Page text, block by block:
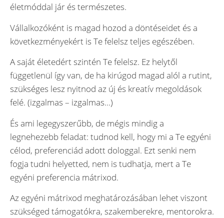
életmóddal jár és természetes.
Vállalkozóként is magad hozod a döntéseidet és a
következményekért is Te felelsz teljes egészében.
A saját életedért szintén Te felelsz. Ez helytől
függetlenül így van, de ha kirúgod magad alól a rutint,
szükséges lesz nyitnod az új és kreatív megoldások
felé. (izgalmas – izgalmas…)
És ami legegyszerűbb, de mégis mindig a
legnehezebb feladat: tudnod kell, hogy mi a Te egyéni
célod, preferenciád adott dologgal. Ezt senki nem
fogja tudni helyetted, nem is tudhatja, mert a Te
egyéni preferencia mátrixod.
Az egyéni mátrixod meghatározásában lehet viszont
szükséged támogatókra, szakemberekre, mentorokra.